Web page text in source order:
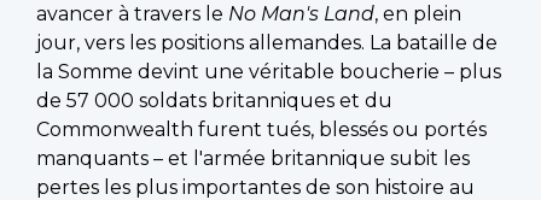
avancer à travers le No Man's Land, en plein
jour, vers les positions allemandes. La bataille de
la Somme devint une véritable boucherie – plus
de 57 000 soldats britanniques et du
Commonwealth furent tués, blessés ou portés
manquants – et l'armée britannique subit les
pertes les plus importantes de son histoire au